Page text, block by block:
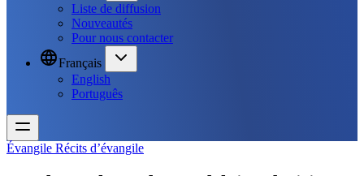
Liste de diffusion
Nouveautés
Pour nous contacter
Français
English
Português
Évangile Récits d’évangile